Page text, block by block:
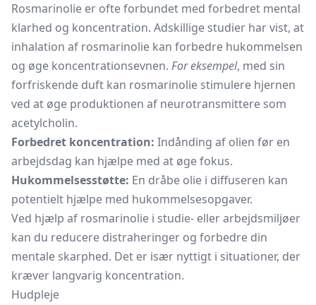
Rosmarinolie er ofte forbundet med forbedret mental
klarhed og koncentration. Adskillige studier har vist, at
inhalation af rosmarinolie kan forbedre hukommelsen
og øge koncentrationsevnen. For eksempel, med sin
forfriskende duft kan rosmarinolie stimulere hjernen
ved at øge produktionen af neurotransmittere som
acetylcholin.
Forbedret koncentration: Indånding af olien før en
arbejdsdag kan hjælpe med at øge fokus.
Hukommelsesstøtte: En dråbe olie i diffuseren kan
potentielt hjælpe med hukommelsesopgaver.
Ved hjælp af rosmarinolie i studie- eller arbejdsmiljøer
kan du reducere distraheringer og forbedre din
mentale skarphed. Det er især nyttigt i situationer, der
kræver langvarig koncentration.
Hudpleje